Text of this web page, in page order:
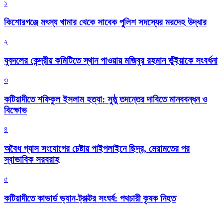
১
কিশোরগঞ্জে মৎস্য খামার থেকে সাবেক পুলিশ সদস্যের মরদেহ উদ্ধার
২
যুবদলের কেন্দ্রীয় কমিটিতে স্থান পাওয়ায় মজিবুর রহমান ভুঁইয়াকে সংবর্ধনা
৩
কটিয়াদীতে শফিকুল ইসলাম হত্যা: সুষ্ঠু তদন্তের দাবিতে মানববন্ধন ও
বিক্ষোভ
৪
অবৈধ গ্যাস সংযোগের চেষ্টায় পাইপলাইনে ছিদ্র, মেরামতের পর
স্বাভাবিক সরবরাহ
৫
কটিয়াদীতে কাভার্ড ভ্যান-ট্রাক্টর সংঘর্ষ: পথচারী কৃষক নিহত